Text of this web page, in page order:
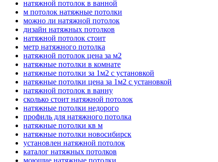
натяжной потолок в ванной
м потолок натяжные потолки
можно ли натяжной потолок
дизайн натяжных потолков
натяжной потолок стоит
метр натяжного потолка
натяжной потолок цена за м2
натяжные потолки в комнате
натяжные потолки за 1м2 с установкой
натяжные потолки цена за 1м2 с установкой
натяжной потолок в ванну
сколько стоит натяжной потолок
натяжные потолки недорого
профиль для натяжного потолка
натяжные потолки кв м
натяжные потолки новосибирск
установлен натяжной потолок
каталог натяжных потолков
моющие натяжные потолки